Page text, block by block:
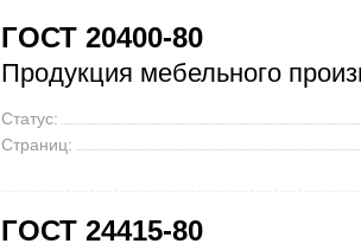
ГОСТ 20400-80
Продукция мебельного
Статус:
Страниц:
ГОСТ 24415-80